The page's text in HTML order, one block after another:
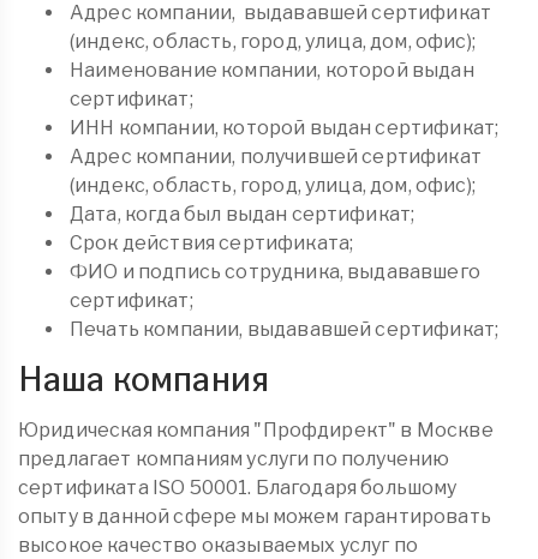
Адрес компании, выдававшей сертификат
(индекс, область, город, улица, дом, офис);
Наименование компании, которой выдан
сертификат;
ИНН компании, которой выдан сертификат;
Адрес компании, получившей сертификат
(индекс, область, город, улица, дом, офис);
Дата, когда был выдан сертификат;
Срок действия сертификата;
ФИО и подпись сотрудника, выдававшего
сертификат;
Печать компании, выдававшей сертификат;
Наша компания
Юридическая компания "Профдирект" в Москве
предлагает компаниям услуги по получению
сертификата ISO 50001. Благодаря большому
опыту в данной сфере мы можем гарантировать
высокое качество оказываемых услуг по